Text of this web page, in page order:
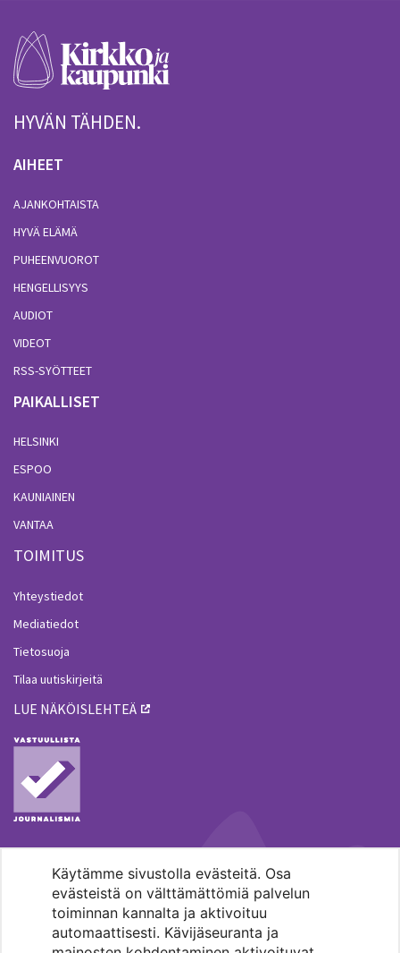
Käytämme sivustolla evästeitä. Osa
evästeistä on välttämättömiä palvelun
toiminnan kannalta ja aktivoituu
automaattisesti. Kävijäseuranta ja
HYVÄN TÄHDEN.
AIHEET
AJANKOHTAISTA
HYVÄ ELÄMÄ
PUHEENVUOROT
HENGELLISYYS
AUDIOT
VIDEOT
RSS-SYÖTTEET
PAIKALLISET
HELSINKI
ESPOO
KAUNIAINEN
VANTAA
TOIMITUS
Yhteystiedot
Mediatiedot
Tietosuoja
Tilaa uutiskirjeitä
LUE NÄKÖISLEHTEÄ
MENOHAKU